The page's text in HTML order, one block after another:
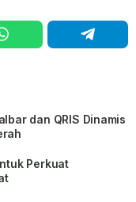
dan QRIS Dinamis
Perkuat